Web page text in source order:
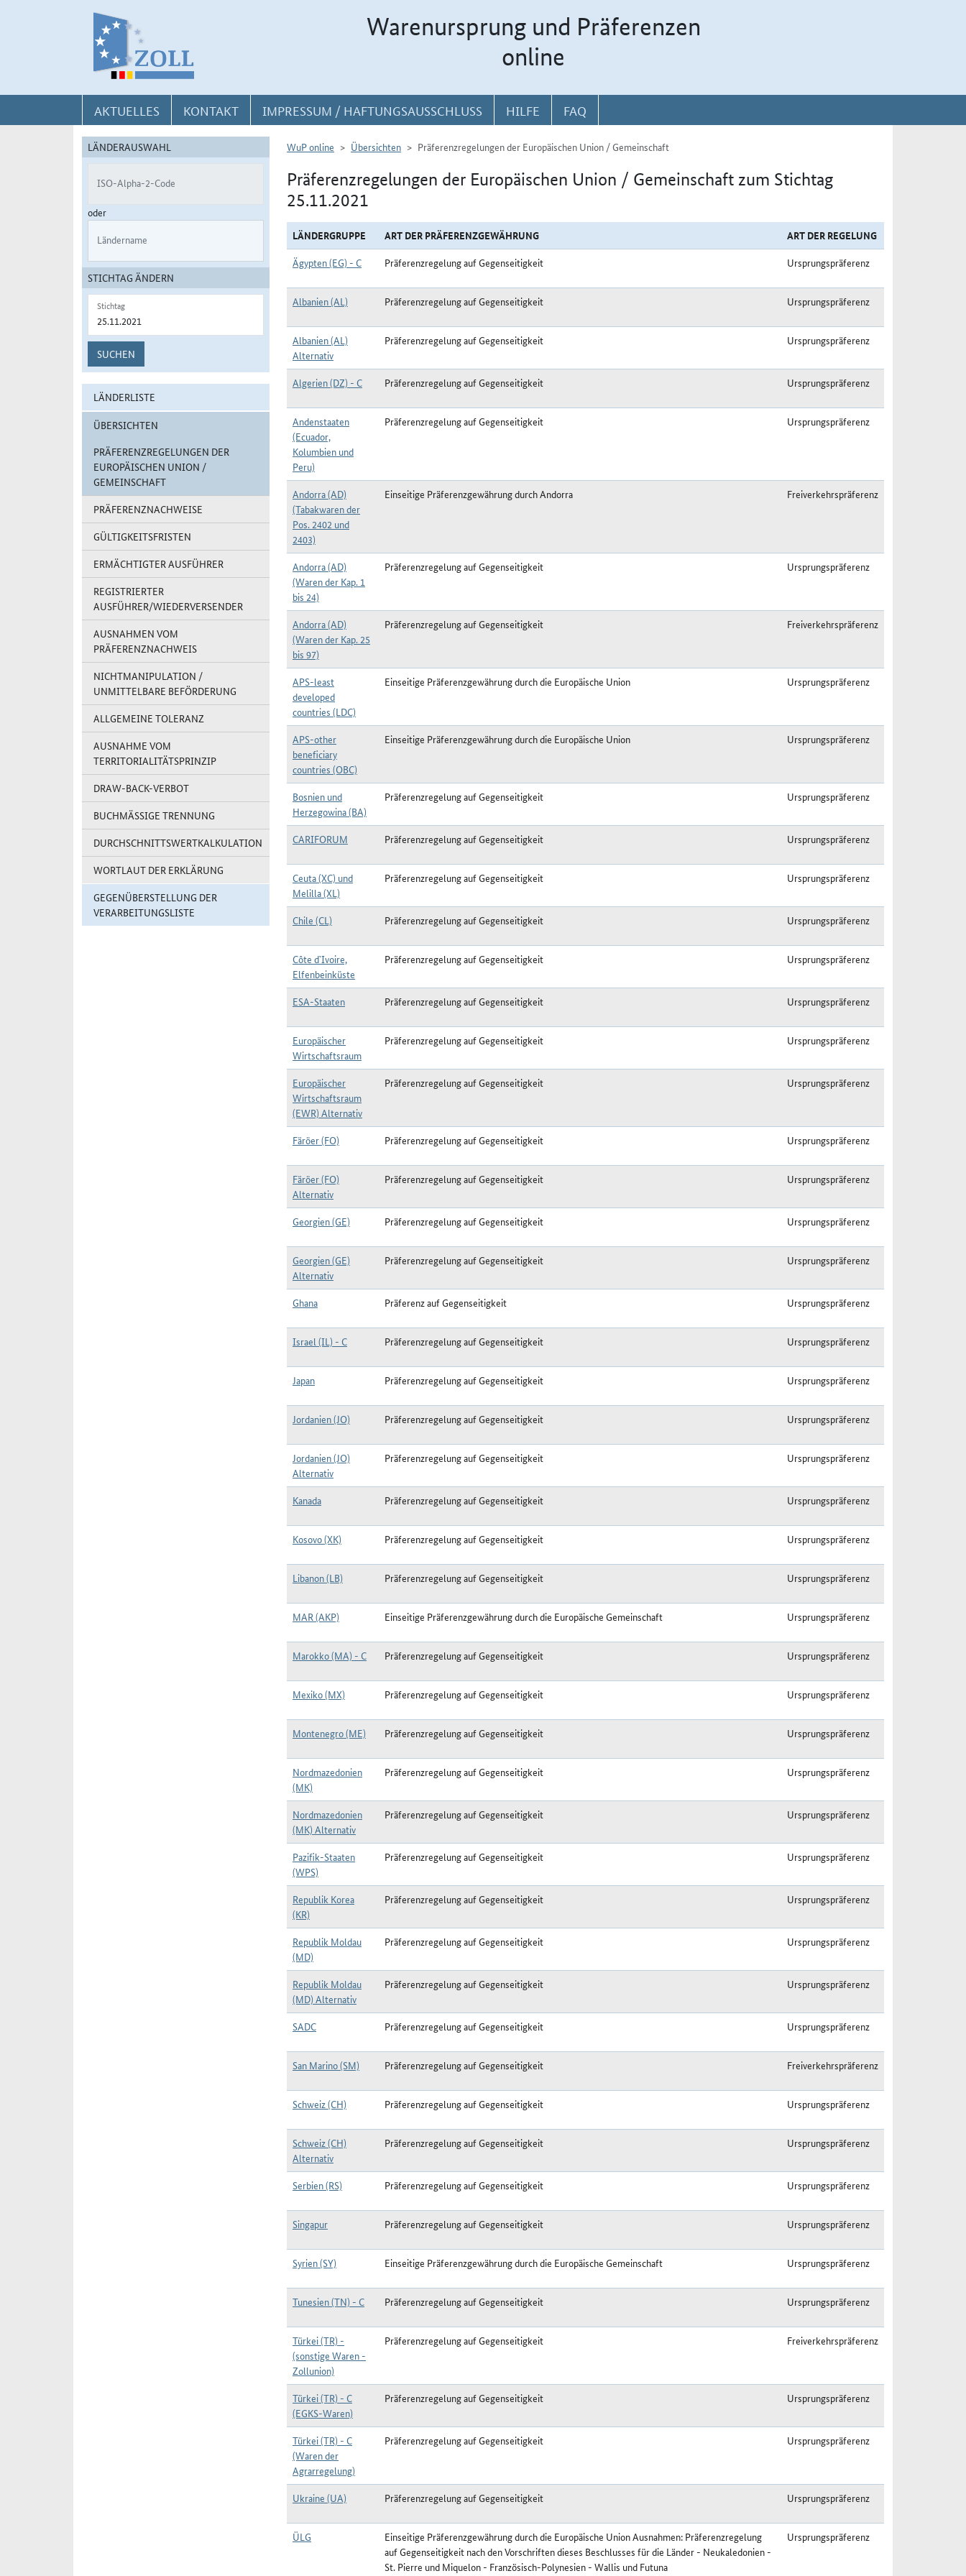
Warenursprung und Präferenzen
online
AKTUELLES KONTAKT IMPRESSUM / HAFTUNGSAUSSCHLUSS HILFE FAQ
LÄNDERAUSWAHL
ISO-Alpha-2-Code
oder
Ländername
STICHTAG ÄNDERN
Stichtag
SUCHEN
LÄNDERLISTE
ÜBERSICHTEN
PRÄFERENZREGELUNGEN DER
EUROPÄISCHEN UNION /
GEMEINSCHAFT
PRÄFERENZNACHWEISE
GÜLTIGKEITSFRISTEN
ERMÄCHTIGTER AUSFÜHRER
REGISTRIERTER
AUSFÜHRER/WIEDERVERSENDER
AUSNAHMEN VOM
PRÄFERENZNACHWEIS
NICHTMANIPULATION /
UNMITTELBARE BEFÖRDERUNG
ALLGEMEINE TOLERANZ
AUSNAHME VOM
TERRITORIALITÄTSPRINZIP
DRAW-BACK-VERBOT
BUCHMÄSSIGE TRENNUNG
DURCHSCHNITTSWERTKALKULATION
WORTLAUT DER ERKLÄRUNG
GEGENÜBERSTELLUNG DER
VERARBEITUNGSLISTE
WuP online Übersichten Präferenzregelungen der Europäischen Union / Gemeinschaft
Präferenzregelungen der Europäischen Union / Gemeinschaft zum Stichtag
25.11.2021
LÄNDERGRUPPE ART DER PRÄFERENZGEWÄHRUNG
ART DER REGELUNG
Ägypten (EG) - C
Präferenzregelung auf Gegenseitigkeit Ursprungspräferenz
Albanien (AL) Präferenzregelung auf Gegenseitigkeit Ursprungspräferenz
Albanien (AL)
Alternativ
Präferenzregelung auf Gegenseitigkeit Ursprungspräferenz
Algerien (DZ) - C Präferenzregelung auf Gegenseitigkeit Ursprungspräferenz
Andenstaaten
(Ecuador,
Kolumbien und
Peru)
Präferenzregelung auf Gegenseitigkeit Ursprungspräferenz
Andorra (AD)
(Tabakwaren der
Pos. 2402 und
2403)
Einseitige Präferenzgewährung durch Andorra Freiverkehrspräferenz
Andorra (AD)
(Waren der Kap. 1
bis 24)
Präferenzregelung auf Gegenseitigkeit Ursprungspräferenz
Andorra (AD)
(Waren der Kap. 25
bis 97)
Präferenzregelung auf Gegenseitigkeit Freiverkehrspräferenz
APS-least
developed
countries (LDC)
Einseitige Präferenzgewährung durch die Europäische Union Ursprungspräferenz
APS-other
beneficiary
countries (OBC)
Einseitige Präferenzgewährung durch die Europäische Union Ursprungspräferenz
Bosnien und
Herzegowina (BA)
Präferenzregelung auf Gegenseitigkeit Ursprungspräferenz
CARIFORUM Präferenzregelung auf Gegenseitigkeit Ursprungspräferenz
Ceuta (XC) und
Melilla (XL)
Präferenzregelung auf Gegenseitigkeit Ursprungspräferenz
Chile (CL) Präferenzregelung auf Gegenseitigkeit Ursprungspräferenz
Côte d`Ivoire,
Elfenbeinküste
Präferenzregelung auf Gegenseitigkeit Ursprungspräferenz
ESA-Staaten Präferenzregelung auf Gegenseitigkeit Ursprungspräferenz
Europäischer
Wirtschaftsraum
Präferenzregelung auf Gegenseitigkeit Ursprungspräferenz
Europäischer
Wirtschaftsraum
(EWR) Alternativ
Präferenzregelung auf Gegenseitigkeit Ursprungspräferenz
Färöer (FO) Präferenzregelung auf Gegenseitigkeit Ursprungspräferenz
Färöer (FO)
Alternativ
Präferenzregelung auf Gegenseitigkeit Ursprungspräferenz
Georgien (GE) Präferenzregelung auf Gegenseitigkeit Ursprungspräferenz
Georgien (GE)
Alternativ
Präferenzregelung auf Gegenseitigkeit Ursprungspräferenz
Ghana Präferenz auf Gegenseitigkeit Ursprungspräferenz
Israel (IL) - C Präferenzregelung auf Gegenseitigkeit Ursprungspräferenz
Japan Präferenzregelung auf Gegenseitigkeit Ursprungspräferenz
Jordanien (JO) Präferenzregelung auf Gegenseitigkeit Ursprungspräferenz
Jordanien (JO)
Alternativ
Präferenzregelung auf Gegenseitigkeit Ursprungspräferenz
Kanada Präferenzregelung auf Gegenseitigkeit Ursprungspräferenz
Kosovo (XK) Präferenzregelung auf Gegenseitigkeit Ursprungspräferenz
Libanon (LB) Präferenzregelung auf Gegenseitigkeit Ursprungspräferenz
MAR (AKP) Einseitige Präferenzgewährung durch die Europäische Gemeinschaft Ursprungspräferenz
Marokko (MA) - C Präferenzregelung auf Gegenseitigkeit Ursprungspräferenz
Mexiko (MX) Präferenzregelung auf Gegenseitigkeit Ursprungspräferenz
Montenegro (ME) Präferenzregelung auf Gegenseitigkeit Ursprungspräferenz
Nordmazedonien
(MK)
Präferenzregelung auf Gegenseitigkeit Ursprungspräferenz
Nordmazedonien
(MK) Alternativ
Präferenzregelung auf Gegenseitigkeit Ursprungspräferenz
Pazifik-Staaten
(WPS)
Präferenzregelung auf Gegenseitigkeit Ursprungspräferenz
Republik Korea
(KR)
Präferenzregelung auf Gegenseitigkeit Ursprungspräferenz
Republik Moldau
(MD)
Präferenzregelung auf Gegenseitigkeit Ursprungspräferenz
Republik Moldau
(MD) Alternativ
Präferenzregelung auf Gegenseitigkeit Ursprungspräferenz
SADC Präferenzregelung auf Gegenseitigkeit Ursprungspräferenz
San Marino (SM) Präferenzregelung auf Gegenseitigkeit Freiverkehrspräferenz
Schweiz (CH) Präferenzregelung auf Gegenseitigkeit Ursprungspräferenz
Schweiz (CH)
Alternativ
Präferenzregelung auf Gegenseitigkeit Ursprungspräferenz
Serbien (RS) Präferenzregelung auf Gegenseitigkeit Ursprungspräferenz
Singapur Präferenzregelung auf Gegenseitigkeit Ursprungspräferenz
Syrien (SY) Einseitige Präferenzgewährung durch die Europäische Gemeinschaft Ursprungspräferenz
Tunesien (TN) - C Präferenzregelung auf Gegenseitigkeit Ursprungspräferenz
Türkei (TR) -
(sonstige Waren -
Zollunion)
Präferenzregelung auf Gegenseitigkeit Freiverkehrspräferenz
Türkei (TR) - C
(EGKS-Waren)
Präferenzregelung auf Gegenseitigkeit Ursprungspräferenz
Türkei (TR) - C
(Waren der
Agrarregelung)
Präferenzregelung auf Gegenseitigkeit Ursprungspräferenz
Ukraine (UA) Präferenzregelung auf Gegenseitigkeit Ursprungspräferenz
ÜLG
Einseitige Präferenzgewährung durch die Europäische Union Ausnahmen: Präferenzregelung
auf Gegenseitigkeit nach den Vorschriften dieses Beschlusses für die Länder - Neukaledonien -
St. Pierre und Miquelon - Französisch-Polynesien - Wallis und Futuna
Ursprungspräferenz